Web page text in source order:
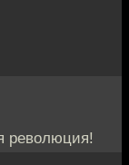
революция!